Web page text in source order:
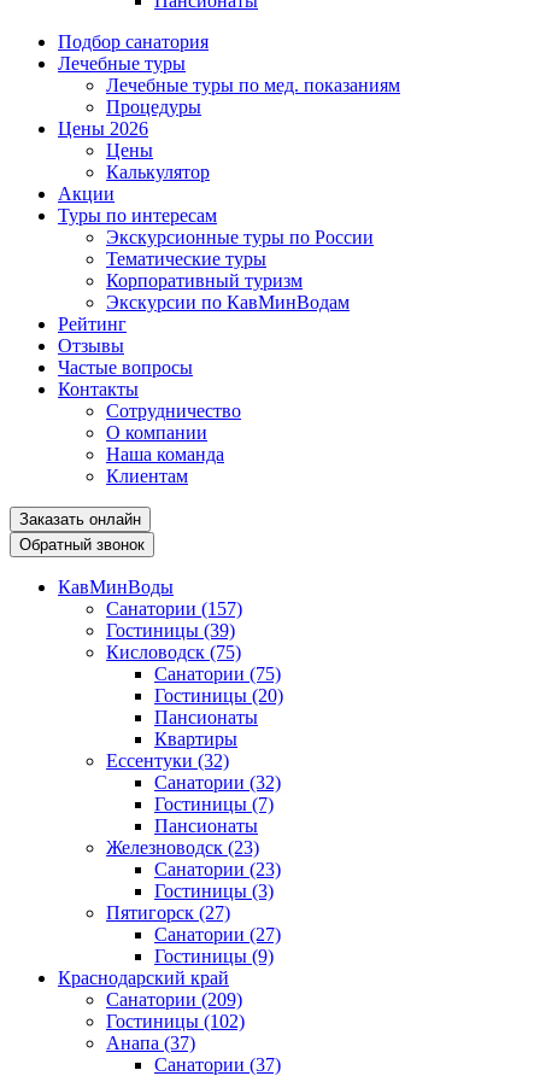
Подбор санатория
Лечебные туры
Лечебные туры по мед. показаниям
Процедуры
Цены 2026
Цены
Калькулятор
Акции
Туры по интересам
Экскурсионные туры по России
Тематические туры
Корпоративный туризм
Экскурсии по КавМинВодам
Рейтинг
Отзывы
Частые вопросы
Контакты
Сотрудничество
О компании
Наша команда
Клиентам
Заказать онлайн
Обратный звонок
КавМинВоды
Санатории (157)
Гостиницы (39)
Кисловодск (75)
Санатории (75)
Гостиницы (20)
Пансионаты
Квартиры
Ессентуки (32)
Санатории (32)
Гостиницы (7)
Пансионаты
Железноводск (23)
Санатории (23)
Гостиницы (3)
Пятигорск (27)
Санатории (27)
Гостиницы (9)
Краснодарский край
Санатории (209)
Гостиницы (102)
Анапа (37)
Санатории (37)